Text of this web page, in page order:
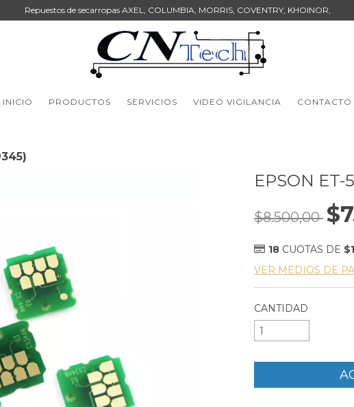
Repuestos de secarropas AXEL, COLUMBIA, MORRIS, COVENTRY, KHOINOR,
INICIO PRODUCTOS SERVICIOS VIDEO VIGILANCIA CONTACTO
EPSON ET-
$8.500,00
18 CUOTAS DE
VER MEDIOS DE
CANTIDAD